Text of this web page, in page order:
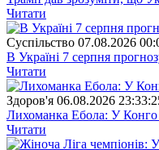
Читати
Суспiльство 07.08.2026
В Україні 7 серпня
Читати
Здоров'я 06.08.2026
Лихоманка Ебола: У Конго
Читати